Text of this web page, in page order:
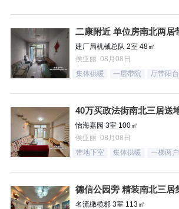
建厂局机械总队 2室 48㎡
侯亚丽 08月08日
集体供暖 一层带院 厅带阳台
怡海嘉园 3室 100㎡
侯亚丽 08月08日
带地下室 集体供暖 一梯两户
名流橄榄郡 3室 113㎡